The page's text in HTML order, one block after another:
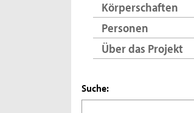
Körperschaften
Personen
Über das Projekt
Suche: